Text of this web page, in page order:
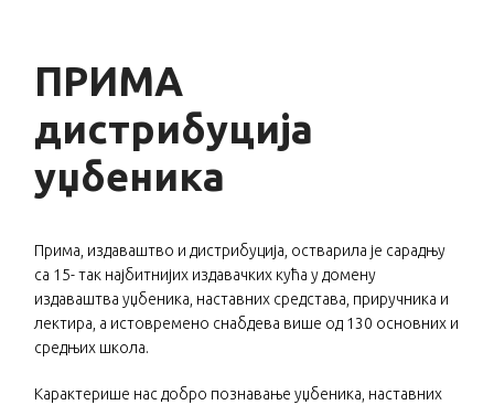
ПРИМА
дистрибуција
уџбеника
Прима, издаваштво и дистрибуција, остварила је сарадњу
са 15- так најбитнијих издавачких кућа у домену
издаваштва уџбеника, наставних средстава, приручника и
лектира, а истовремено снабдева више од 130 основних и
средњих школа.
Карактерише нас добро познавање уџбеника, наставних